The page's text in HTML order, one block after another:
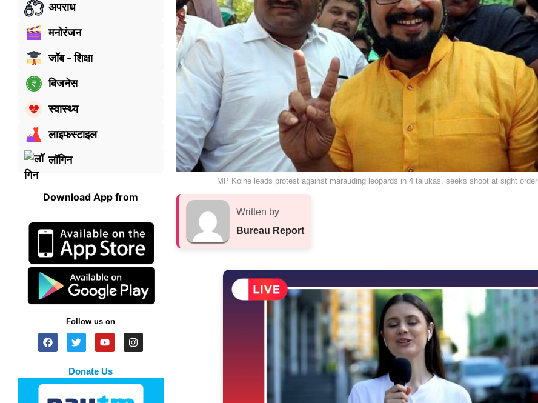
अपराध
मनोरंजन
जॉब - शिक्षा
बिजनेस
स्वास्थ्य
लाइफस्टाइल
लॉगिन
Download App from
Follow us on
Donate Us
MP Kolhe leads protest against marauding leopards in 4 talukas, seeks shoot at sight
Written by
Bureau Report